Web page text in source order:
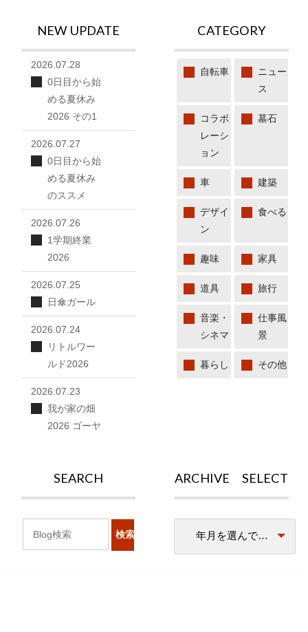
CATEGORY
自転車
ニュー
ス
コラボ
レーシ
ョン
墓石
車 建築
デザイ
ン
食べる
趣味 家具
道具 旅行
音楽・
シネマ
仕事風
景
暮らし その他
NEW UPDATE
2026.07.28
0日目から始
める夏休み
2026 その1
2026.07.27
0日目から始
める夏休み
のススメ
2026.07.26
1学期終業
2026
2026.07.25
日傘ガール
2026.07.24
リトルワー
ルド2026
2026.07.23
我が家の畑
2026 ゴーヤ
ARCHIVE SELECT
SEARCH